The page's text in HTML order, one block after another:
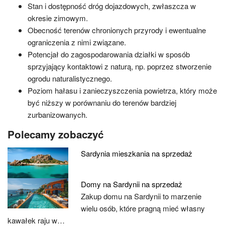
Stan i dostępność dróg dojazdowych, zwłaszcza w
okresie zimowym.
Obecność terenów chronionych przyrody i ewentualne
ograniczenia z nimi związane.
Potencjał do zagospodarowania działki w sposób
sprzyjający kontaktowi z naturą, np. poprzez stworzenie
ogrodu naturalistycznego.
Poziom hałasu i zanieczyszczenia powietrza, który może
być niższy w porównaniu do terenów bardziej
zurbanizowanych.
Polecamy zobaczyć
Sardynia mieszkania na sprzedaż
Domy na Sardynii na sprzedaż
Zakup domu na Sardynii to marzenie
wielu osób, które pragną mieć własny
kawałek raju w…